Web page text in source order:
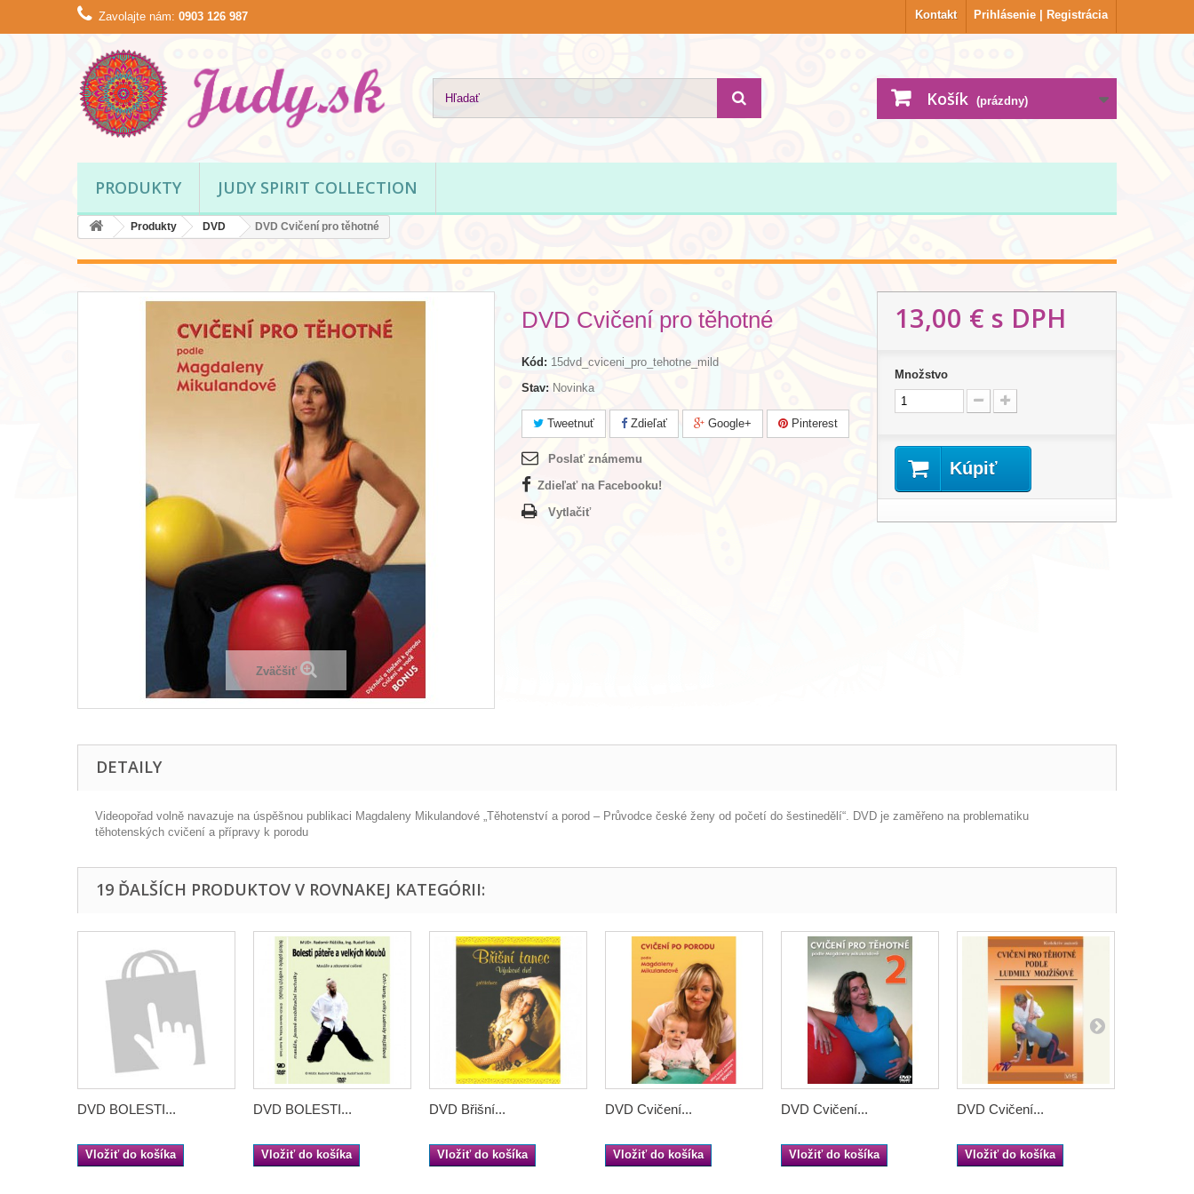
Prihlásenie | Registrácia
Kontakt
Zavolajte nám: 0903 126 987
Košík (prázdny)
PRODUKTY JUDY SPIRIT COLLECTION
Produkty DVD DVD Cvičení pro těhotné
Zväčšiť
DVD Cvičení pro těhotné
Kód: 15dvd_cviceni_pro_tehotne_mild
Stav: Novinka
Tweetnuť Zdieľať Google+ Pinterest
Poslať známemu
Zdieľať na Facebooku!
Vytlačiť
13,00 € s DPH
Množstvo
Kúpiť
DETAILY
Videopořad volně navazuje na úspěšnou publikaci Magdaleny Mikulandové „Těhotenství a porod – Průvodce české ženy od početí do šestinedělí“. DVD je zaměřeno na problematiku
těhotenských cvičení a přípravy k porodu
19 ĎALŠÍCH PRODUKTOV V ROVNAKEJ KATEGÓRII:
DVD BOLESTI...
Vložiť do košíka
DVD BOLESTI...
Vložiť do košíka
DVD Břišní...
Vložiť do košíka
DVD Cvičení...
Vložiť do košíka
DVD Cvičení...
Vložiť do košíka
DVD Cvičení...
Vložiť do košíka